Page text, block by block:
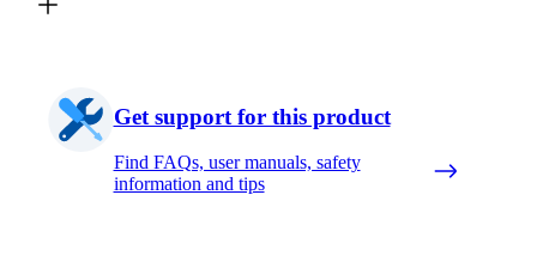
Get support for this product
Find FAQs, user manuals, safety
information and tips